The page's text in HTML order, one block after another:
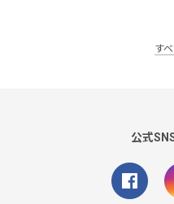
す
公式